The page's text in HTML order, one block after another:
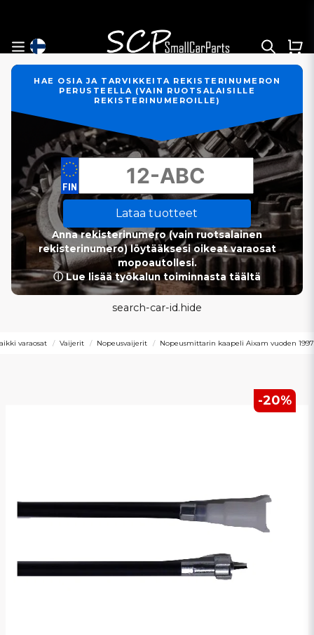
HAE OSIA JA TARVIKKEITA REKISTERINUMERON
PERUSTEELLA (VAIN RUOTSALAISILLE
REKISTERINUMEROILLE)
Lataa tuotteet
Anna rekisterinumero (vain ruotsalainen
rekisterinumero) löytääksesi oikeat varaosat
mopoautollesi.
ⓘ Lue lisää työkalun toiminnasta täältä
search-car-id.hide
varaosat Vaijerit Nopeusvaijerit Nopeusmittarin kaapeli Aixam vuoden
-20%